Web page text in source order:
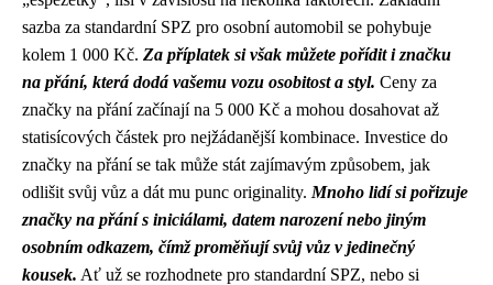
sazba za standardní SPZ pro osobní automobil se pohybuje
kolem 1 000 Kč. Za příplatek si však můžete pořídit i značku
na přání, která dodá vašemu vozu osobitost a styl. Ceny za
značky na přání začínají na 5 000 Kč a mohou dosahovat až
statisícových částek pro nejžádanější kombinace. Investice do
značky na přání se tak může stát zajímavým způsobem, jak
odlišit svůj vůz a dát mu punc originality. Mnoho lidí si pořizuje
značky na přání s iniciálami, datem narození nebo jiným
osobním odkazem, čímž proměňují svůj vůz v jedinečný
kousek. Ať už se rozhodnete pro standardní SPZ, nebo si